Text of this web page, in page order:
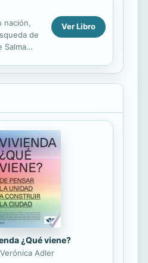
nación,
de
Salma
Ver Libro
¿Qué viene?
Verónica Adler